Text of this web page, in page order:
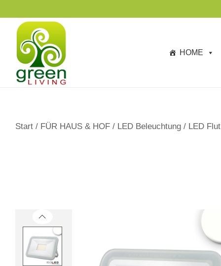
p
HOME
Start / FÜR HAUS & HOF / LED Beleuchtung / LED